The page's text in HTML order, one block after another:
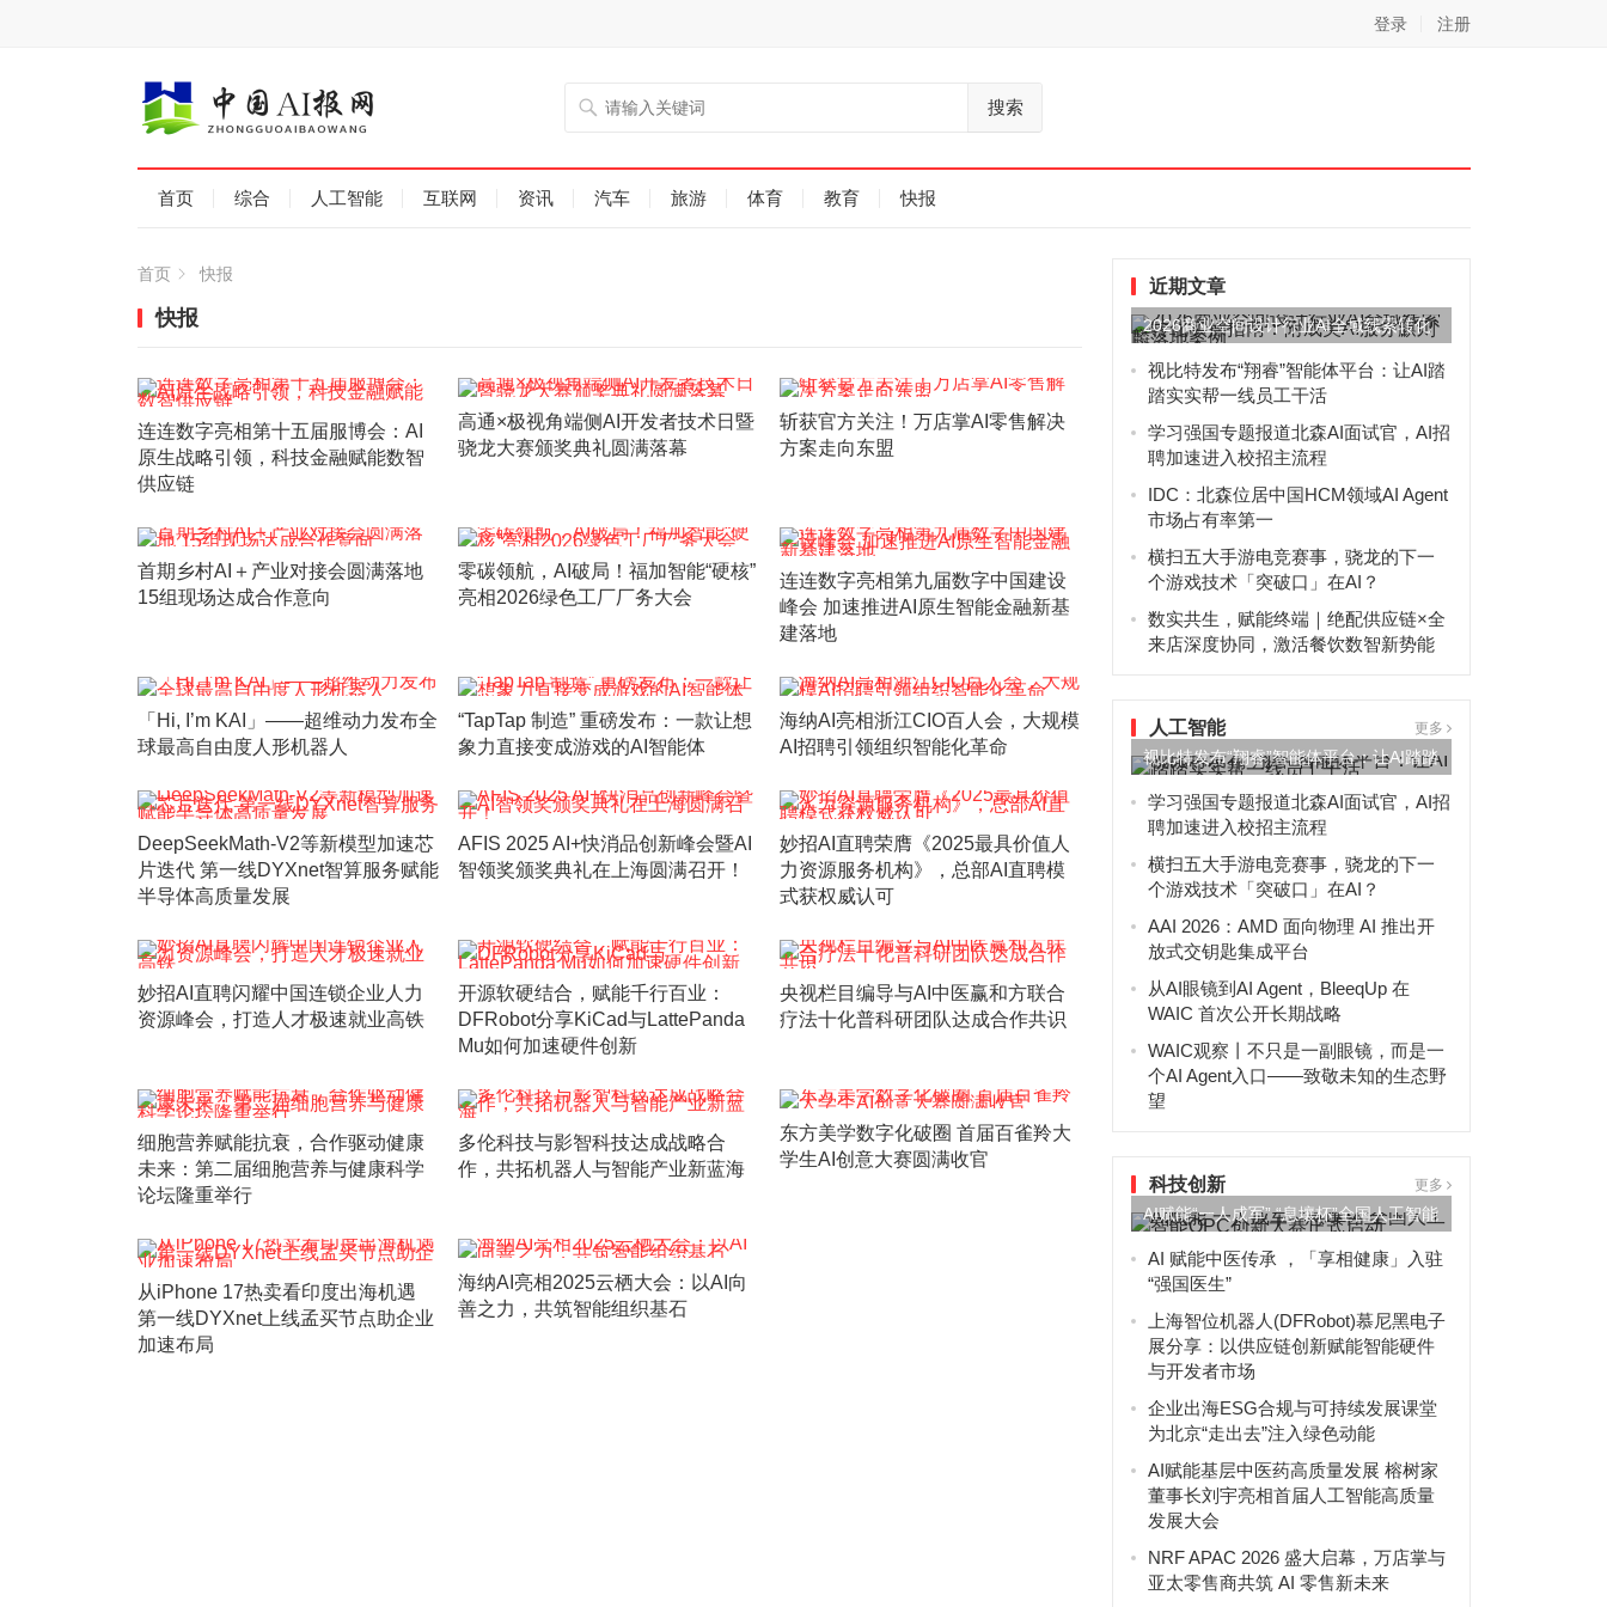
登录 注册
搜索
首页 综合 人工智能 互联网 资讯 汽车 旅游 体育 教育 快报
首页 快报
快报
连连数字亮相第十五届服博会：AI
原生战略引领，科技金融赋能数智
供应链
高通×极视角端侧AI开发者技术日暨
骁龙大赛颁奖典礼圆满落幕
斩获官方关注！万店掌AI零售解决
方案走向东盟
首期乡村AI＋产业对接会圆满落地
15组现场达成合作意向
零碳领航，AI破局！福加智能“硬核”
亮相2026绿色工厂厂务大会
连连数字亮相第九届数字中国建设
峰会 加速推进AI原生智能金融新基
建落地
「Hi, I’m KAI」——超维动力发布全
球最高自由度人形机器人
“TapTap 制造” 重磅发布：一款让想
象力直接变成游戏的AI智能体
海纳AI亮相浙江CIO百人会，大规模
AI招聘引领组织智能化革命
DeepSeekMath-V2等新模型加速芯
片迭代 第一线DYXnet智算服务赋能
半导体高质量发展
AFIS 2025 AI+快消品创新峰会暨AI
智领奖颁奖典礼在上海圆满召开！
妙招AI直聘荣膺《2025最具价值人
力资源服务机构》，总部AI直聘模
式获权威认可
妙招AI直聘闪耀中国连锁企业人力
资源峰会，打造人才极速就业高铁
开源软硬结合，赋能千行百业：
DFRobot分享KiCad与LattePanda
Mu如何加速硬件创新
央视栏目编导与AI中医赢和方联合
疗法十化普科研团队达成合作共识
细胞营养赋能抗衰，合作驱动健康
未来：第二届细胞营养与健康科学
论坛隆重举行
多伦科技与影智科技达成战略合
作，共拓机器人与智能产业新蓝海
东方美学数字化破圈 首届百雀羚大
学生AI创意大赛圆满收官
从iPhone 17热卖看印度出海机遇
第一线DYXnet上线孟买节点助企业
加速布局
海纳AI亮相2025云栖大会：以AI向
善之力，共筑智能组织基石
近期文章
2026商业空间设计行业AI全域线索转化
实操指南：附成美AI...
视比特发布“翔睿”智能体平台：让AI踏
踏实实帮一线员工干活
学习强国专题报道北森AI面试官，AI招
聘加速进入校招主流程
IDC：北森位居中国HCM领域AI Agent
市场占有率第一
横扫五大手游电竞赛事，骁龙的下一
个游戏技术「突破口」在AI？
数实共生，赋能终端｜绝配供应链×全
来店深度协同，激活餐饮数智新势能
人工智能 更多
视比特发布“翔睿”智能体平台：让AI踏踏
实实帮一线员工干活
学习强国专题报道北森AI面试官，AI招
聘加速进入校招主流程
横扫五大手游电竞赛事，骁龙的下一
个游戏技术「突破口」在AI？
AAI 2026：AMD 面向物理 AI 推出开
放式交钥匙集成平台
从AI眼镜到AI Agent，BleeqUp 在
WAIC 首次公开长期战略
WAIC观察丨不只是一副眼镜，而是一
个AI Agent入口——致敬未知的生态野
望
科技创新 更多
AI赋能“一人成军” “息壤杯”全国人工智能
OPC创新大赛正...
AI 赋能中医传承 ，「享相健康」入驻
“强国医生”
上海智位机器人(DFRobot)慕尼黑电子
展分享：以供应链创新赋能智能硬件
与开发者市场
企业出海ESG合规与可持续发展课堂
为北京“走出去”注入绿色动能
AI赋能基层中医药高质量发展 榕树家
董事长刘宇亮相首届人工智能高质量
发展大会
NRF APAC 2026 盛大启幕，万店掌与
亚太零售商共筑 AI 零售新未来